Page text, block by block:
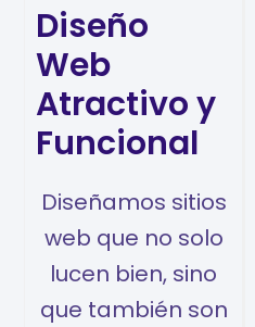
Diseño
Web
Atractivo y
Funcional
Diseñamos sitios
web que no solo
lucen bien, sino
que también son